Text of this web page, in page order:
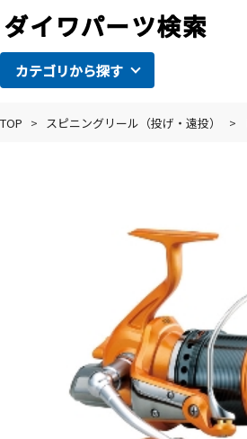
カテゴリから探す
TOP > スピニングリール（投げ・遠投） >